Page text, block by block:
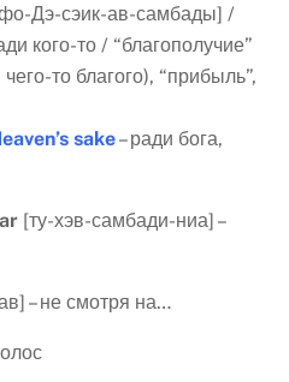
Дэ-сэик-ав-самбады] /
кого-то / “благополучие”
то благого), “прибыль”,
sake– ради бога,
[ту-хэв-самбади-ниа] –
– не смотря на…